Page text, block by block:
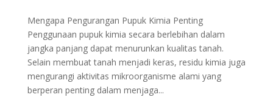
Mengapa Pengurangan Pupuk Kimia Penting
Penggunaan pupuk kimia secara berlebihan dalam
jangka panjang dapat menurunkan kualitas tanah.
Selain membuat tanah menjadi keras, residu kimia juga
mengurangi aktivitas mikroorganisme alami yang
berperan penting dalam menjaga...